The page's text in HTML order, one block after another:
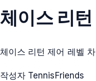
체이스 리
체이스 리턴 제어 레벨
작성자 TennisFriends